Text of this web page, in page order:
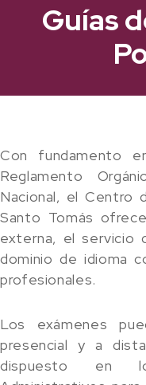
Guías
Con fundamento
Reglamento
Nacional, el Centro
Santo Tomás
externa, el servicio
dominio de idioma
profesionales.
Los exámenes
presencial y a
dispuesto en